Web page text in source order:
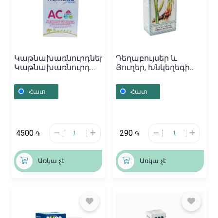
Կաթնախառնուրդներ,
Կաթնախառնուրդ
Գերմանիա
Հատ
4500 ֏
Առկա չէ
Դեղաբույսեր և
Յուղեր, Խնկեղեգի
Հայաստան
Հատ
290 ֏
Առկա չէ